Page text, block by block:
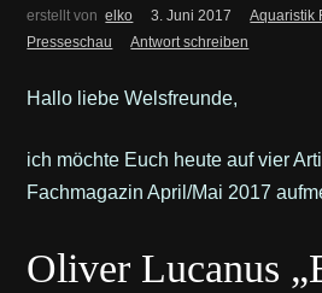
erstellt von elko 3. Juni 2017 Aquaristik
Presseschau
Antwort schreiben
Hallo liebe Welsfreunde,
ich möchte Euch heute auf vier
Fachmagazin April/Mai 2017
Oliver Lucanus